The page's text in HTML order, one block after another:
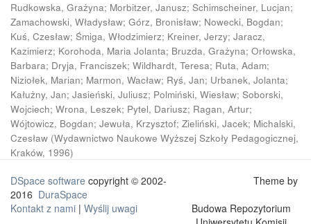
Rudkowska, Grażyna; Morbitzer, Janusz; Schimscheiner, Lucjan;
Zamachowski, Władysław; Górz, Bronisław; Nowecki, Bogdan;
Kuś, Czesław; Śmiga, Włodzimierz; Kreiner, Jerzy; Jaracz,
Kazimierz; Korohoda, Maria Jolanta; Bruzda, Grażyna; Orłowska,
Barbara; Dryja, Franciszek; Wildhardt, Teresa; Ruta, Adam;
Niziołek, Marian; Marmon, Wacław; Ryś, Jan; Urbanek, Jolanta;
Kałużny, Jan; Jasieński, Juliusz; Polmiński, Wiesław; Soborski,
Wojciech; Wrona, Leszek; Pytel, Dariusz; Ragan, Artur;
Wójtowicz, Bogdan; Jewuła, Krzysztof; Zieliński, Jacek; Michalski,
Czesław (Wydawnictwo Naukowe Wyższej Szkoły Pedagogicznej,
Kraków, 1996)
DSpace software copyright © 2002-
2016 DuraSpace
Kontakt z nami | Wyślij uwagi
Theme by
Budowa Repozytorium